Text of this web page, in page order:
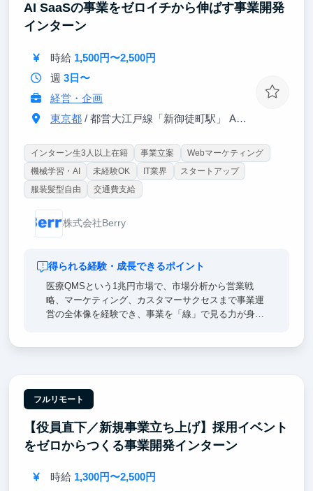
戦できます。成果を出せば業界や営業チャネルのオー
ナー、事業開発責任者に近い役割まで任せます。
AI SaaSの事業をゼロイチから伸ばす事業開発
インターン
時給 1,500円〜2,500円
週 3日〜
経営・企画
東京都/ 都営大江戸線「新御徒町駅」 A4出口 徒歩3分
インターン生3人以上在籍 事業立案
Webマーケティング
機械学習・AI
未経験OK IT業界
スタートアップ
服装髪型自由
交通費支給
株式会社Berry
得られる経験・成長できるポイント
医療QMSという1兆円市場で、市場分析から営業戦
略、マーケティング、カスタマーサクセスまで事業運
営の全体像を経験でき、事業を「線」で見る力が身に
で説得力のあるエピソードになり、事業立案・戦略職
などキャリア全般で通用するポータブルスキルとして
武器になります。
フルリモート
【役員直下／新規事業立ち上げ】採用イベント
をゼロからつくる事業開発インターン
時給 1,300円〜2,500円